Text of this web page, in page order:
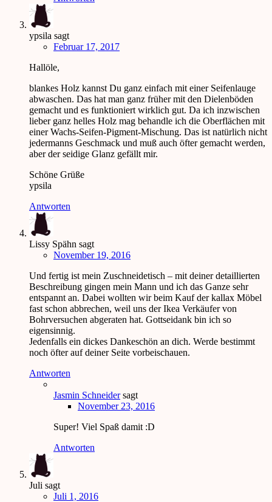
ypsila sagt
Februar 17, 2017
Hallöle,
blankes Holz kannst Du ganz einfach mit einer Seifenlauge
abwaschen. Das hat man ganz früher mit den Dielenböden
gemacht und es funktioniert wirklich gut. Da ich inzwischen
lieber ganz helles Holz mag behandle ich die Oberflächen mit
einer Wachs-Seifen-Pigment-Mischung. Das ist natürlich nicht
jedermanns Geschmack und muß auch öfter gemacht werden,
aber der seidige Glanz gefällt mir.
Schöne Grüße
ypsila
Antworten
Lissy Spähn sagt
November 19, 2016
Und fertig ist mein Zuschneidetisch – mit deiner detaillierten
Beschreibung gingen mein Mann und ich das Ganze sehr
entspannt an. Dabei wollten wir beim Kauf der kallax Möbel
fast schon abbrechen, weil uns der Ikea Verkäufer von
Bohrversuchen abgeraten hat. Gottseidank bin ich so
eigensinnig.
Jedenfalls ein dickes Dankeschön an dich. Werde bestimmt
noch öfter auf deiner Seite vorbeischauen.
Antworten
Jasmin Schneider sagt
November 23, 2016
Super! Viel Spaß damit :D
Antworten
Juli sagt
Juli 1, 2016